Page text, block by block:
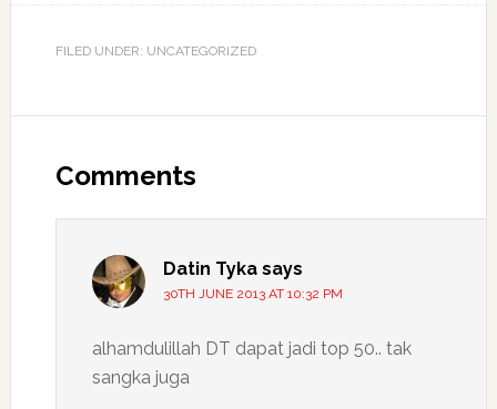
FILED UNDER: UNCATEGORIZED
Interactions
Comments
Datin Tyka says
30TH JUNE 2013 AT 10:32 PM
alhamdulillah DT dapat jadi top 50.. tak
sangka juga